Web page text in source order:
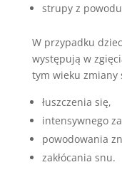
strupy z
W przypadku
występują w
tym wieku zmiany
łuszczenia się,
intensywnego
powodowania
zakłócania snu.